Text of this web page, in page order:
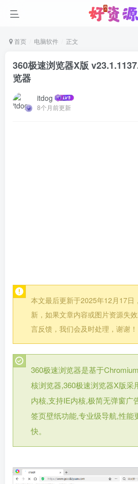
首页 电脑软件 正文
360极速浏览器X版
览器
itdog
8个月前更新
本文最后更新于2025年12月17日
新，如果文章内容或图片资源失
言反馈，我们会及时处理，谢谢！
360极速浏览器是基于
核浏览器,360极速浏览器X版采
内核,支持IE内核,极简无弹窗广
签页壁纸功能,专业级导航,性能
快。